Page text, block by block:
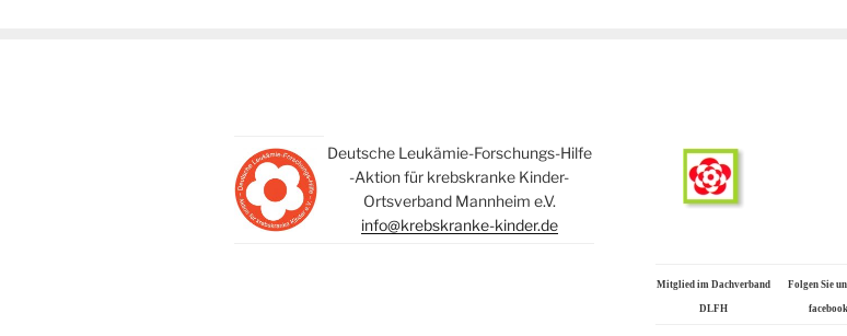
Deutsche Leukämie-Forschungs-Hilfe
-Aktion für krebskranke Kinder-
Ortsverband Mannheim e.V.
info@krebskranke-kinder.de
Mitglied im Dachverband
DLFH
Folgen Sie
facebook